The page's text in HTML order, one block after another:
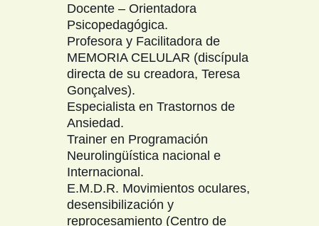
Docente – Orientadora
Psicopedagógica.
Profesora y Facilitadora de
MEMORIA CELULAR (discípula
directa de su creadora, Teresa
Gonçalves).
Especialista en Trastornos de
Ansiedad.
Trainer en Programación
Neurolingüística nacional e
Internacional.
E.M.D.R. Movimientos oculares,
desensibilización y
reprocesamiento (Centro de